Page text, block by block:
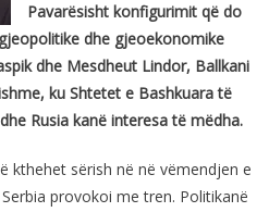
Pavarësisht konfigurimit që do
dhe gjeoekonomike
dhe Mesdheut Lindor, Ballkani
ku Shtetet e Bashkuara të
Rusia kanë interesa të mëdha.
kthehet sërish në në vëmendjen e
provokoi me tren. Politikanë